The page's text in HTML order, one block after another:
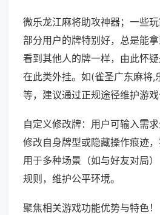
微乐龙江麻将助攻神器；一些
部分用户的牌特别好，总是能
看到其他人的牌一样，由此怀
在此类外挂。如(雀圣广东麻将,
等，建议通过正规途径维护游戏
自定义修改牌：用户可输入需求
修改自身牌型或隐藏操作痕迹
用于多种场景（如与好友对局
规则，维护公平环境。
聚焦相关游戏功能优势与特色！